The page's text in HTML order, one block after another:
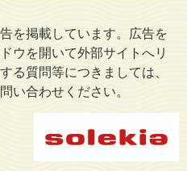
を掲載しています。広告を
ウを開いて外部サイトへリ
る質問等につきましては、
い合わせください。